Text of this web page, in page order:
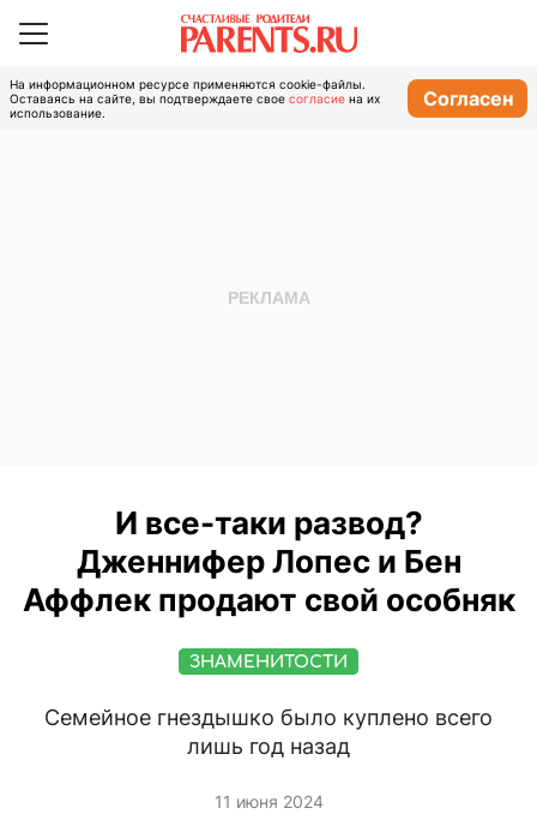
На информационном ресурсе применяются cookie-файлы.
Оставаясь на сайте, вы подтверждаете свое согласие на их
использование.
Согласен
И все-таки развод?
Дженнифер Лопес и Бен
Аффлек продают свой особняк
ЗНАМЕНИТОСТИ
Семейное гнездышко было куплено всего
лишь год назад
11 июня 2024